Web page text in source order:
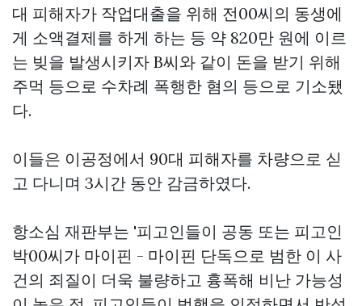
대 피해자가 작업대출을 위해 전00씨의 동생에
게 소액결제를 하게 하는 등 약 820만 원에 이르
는 빚을 발생시키자 B씨와 같이 돈을 받기 위해
주먹 등으로 수차례 폭행한 혐의 등으로 기소됐
다.
이들은 이공정에서 90대 피해자를 차량으로 싣
고 다니며 3시간 동안 감금하였다.
항소심 재판부는 '피고인들이 공동 또는 피고인
박00씨가 마이핀 - 마이핀 단독으로 범한 이 사
건의 죄질이 더욱 불량하고 흉폭해 비난 가능성